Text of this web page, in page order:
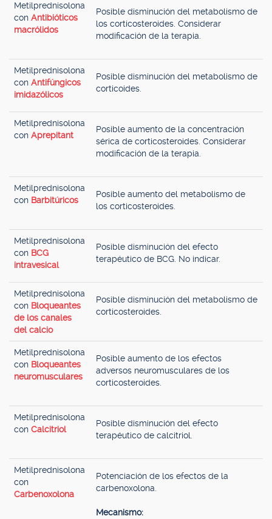
Metilprednisolona
con Antibióticos
macrólidos
Posible disminución del metabolismo de
los corticosteroides. Considerar
modificación de la terapia.
Metilprednisolona
con Antifúngicos
imidazólicos
Posible disminución del metabolismo de
corticoides.
Metilprednisolona
con Aprepitant
Posible aumento de la concentración
sérica de corticosteroides. Considerar
modificación de la terapia.
Metilprednisolona
con Barbitúricos
Posible aumento del metabolismo de
los corticosteroides.
Metilprednisolona
con BCG
intravesical
Posible disminución del efecto
terapéutico de BCG. No indicar.
Metilprednisolona
con Bloqueantes
de los canales
del calcio
Posible disminución del metabolismo de
corticosteroides.
Metilprednisolona
con Bloqueantes
neuromusculares
Posible aumento de los efectos
adversos neuromusculares de los
corticosteroides.
Metilprednisolona
con Calcitriol
Posible disminución del efecto
terapéutico de calcitriol.
Metilprednisolona
con
Carbenoxolona
Potenciación de los efectos de la
carbenoxolona.
Mecanismo: